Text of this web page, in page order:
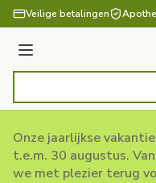
Ga naar de inhoud
Veilige betalingen
Menu
Onze jaarlijkse
t.e.m. 30 augustus.
we met plezier terug